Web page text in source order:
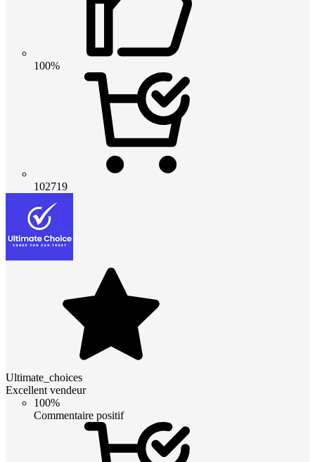
100%
102719
Ultimate_choices
Excellent vendeur
100%
Commentaire positif